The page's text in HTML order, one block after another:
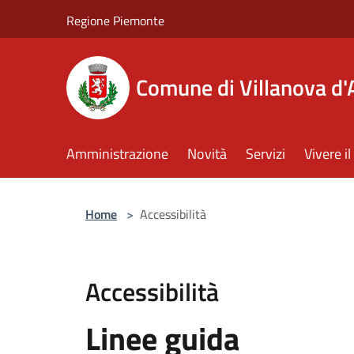
Regione Piemonte
Comune di Villanova
Amministrazione Novità Servizi Vivere
Home > Accessibilità
Accessibilità
Linee guida